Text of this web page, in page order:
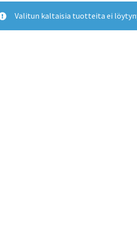
Valitun kaltaisia tuotteita ei